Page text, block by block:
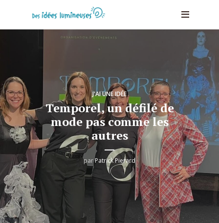
J'AI UNE IDÉE
Temporel, un défilé de
mode pas comme les
autres​
parPatrick Pierard